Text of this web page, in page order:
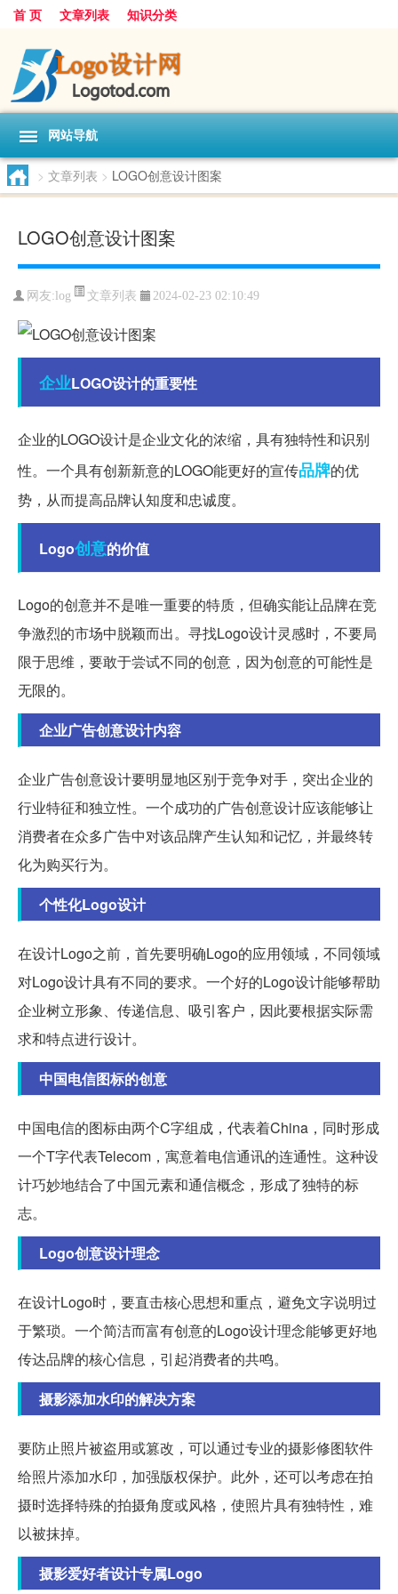
首 页 文章列表 知识分类
网站导航
> 文章列表 > LOGO创意设计图案
LOGO创意设计图案
网友: log 文章列表 2024-02-23 02:10:49
企业LOGO设计的重要性
企业的LOGO设计是企业文化的浓缩，具有独特性和识别
性。一个具有创新新意的LOGO能更好的宣传品牌的优
势，从而提高品牌认知度和忠诚度。
Logo创意的价值
Logo的创意并不是唯一重要的特质，但确实能让品牌在竞
争激烈的市场中脱颖而出。寻找Logo设计灵感时，不要局
限于思维，要敢于尝试不同的创意，因为创意的可能性是
无限的。
企业广告创意设计内容
企业广告创意设计要明显地区别于竞争对手，突出企业的
行业特征和独立性。一个成功的广告创意设计应该能够让
消费者在众多广告中对该品牌产生认知和记忆，并最终转
化为购买行为。
个性化Logo设计
在设计Logo之前，首先要明确Logo的应用领域，不同领域
对Logo设计具有不同的要求。一个好的Logo设计能够帮助
企业树立形象、传递信息、吸引客户，因此要根据实际需
求和特点进行设计。
中国电信图标的创意
中国电信的图标由两个C字组成，代表着China，同时形成
一个T字代表Telecom，寓意着电信通讯的连通性。这种设
计巧妙地结合了中国元素和通信概念，形成了独特的标
志。
Logo创意设计理念
在设计Logo时，要直击核心思想和重点，避免文字说明过
于繁琐。一个简洁而富有创意的Logo设计理念能够更好地
传达品牌的核心信息，引起消费者的共鸣。
摄影添加水印的解决方案
要防止照片被盗用或篡改，可以通过专业的摄影修图软件
给照片添加水印，加强版权保护。此外，还可以考虑在拍
摄时选择特殊的拍摄角度或风格，使照片具有独特性，难
以被抹掉。
摄影爱好者设计专属Logo